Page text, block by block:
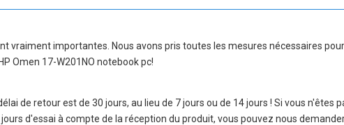
vraiment importantes. Nous avons pris toutes les mesures nécessaires
Omen 17-W201NO notebook pc!
de retour est de 30 jours, au lieu de 7 jours ou de 14 jours ! Si vous n'êtes
d'essai à compte de la réception du produit, vous pouvez nous